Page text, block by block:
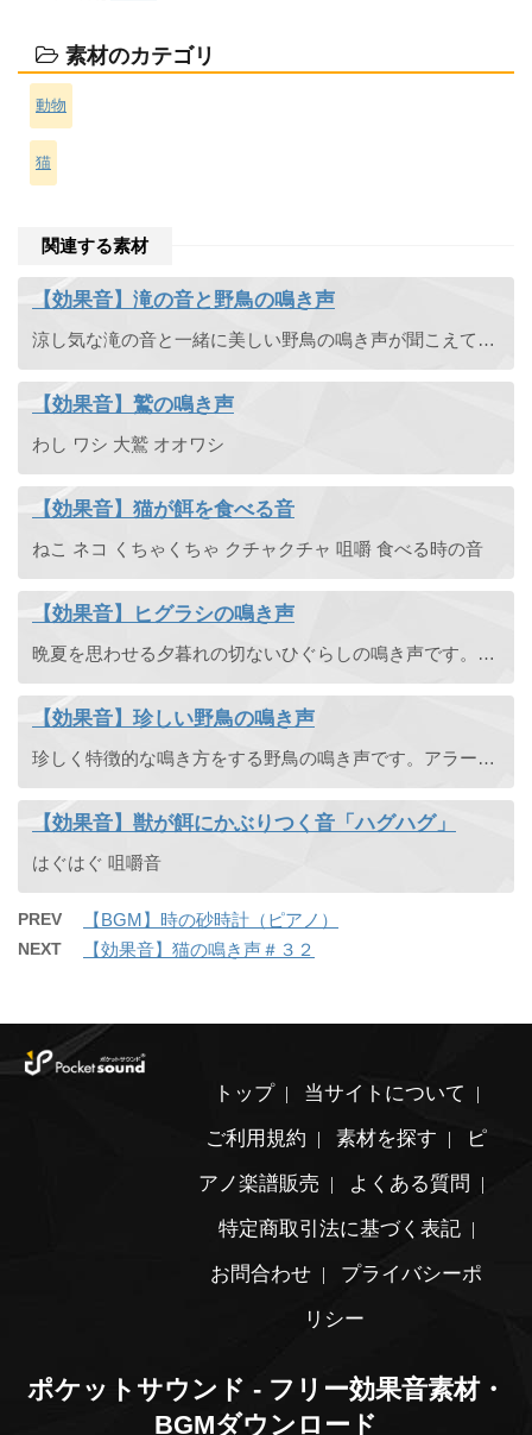
素材のカテゴリ
動物
猫
関連する素材
【効果音】滝の音と野鳥の鳴き声
涼し気な滝の音と一緒に美しい野鳥の鳴き声が聞こえてきます。山の中で登山やハイキングの効果音としてどうぞ。ループして使えます。
【効果音】鷲の鳴き声
わし ワシ 大鷲 オオワシ
【効果音】猫が餌を食べる音
ねこ ネコ くちゃくちゃ クチャクチャ 咀嚼 食べる時の音
【効果音】ヒグラシの鳴き声
晩夏を思わせる夕暮れの切ないひぐらしの鳴き声です。カナカナカナカナ。蝉の鳴き声。
【効果音】珍しい野鳥の鳴き声
珍しく特徴的な鳴き方をする野鳥の鳴き声です。アラームや目覚ましの音としても最適な効果音です。
【効果音】獣が餌にかぶりつく音「ハグハグ」
はぐはぐ 咀嚼音
PREV 【BGM】時の砂時計（ピアノ）
NEXT 【効果音】猫の鳴き声＃３２
トップ
当サイトについて
ご利用規約
素材を探す
ピ
アノ楽譜販売
よくある質問
特定商取引法に基づく表記
お問合わせ
プライバシーポ
リシー
ポケットサウンド - フリー効果音素材・
BGMダウンロード